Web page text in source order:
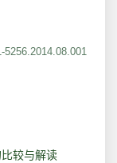
5256.2014.08.001
较与解读